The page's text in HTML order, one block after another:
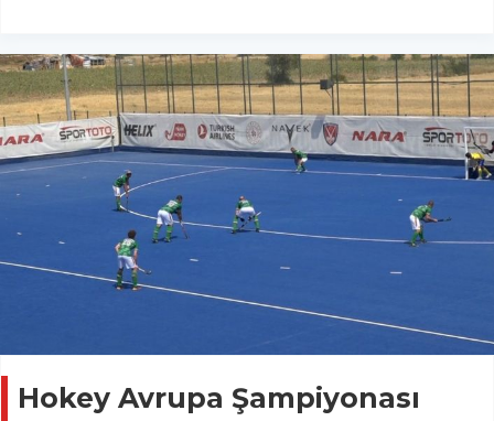
Hokey Avrupa Şampiyonası